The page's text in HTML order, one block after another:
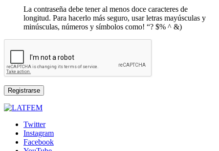
La contraseña debe tener al menos doce caracteres de
longitud. Para hacerlo más seguro, usar letras mayúsculas y
minúsculas, números y símbolos como! “? $% ^ &)
Registrarse
Twitter
Instagram
Facebook